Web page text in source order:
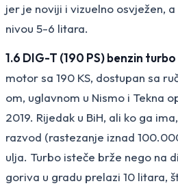
jer je noviji i vizuelno osvježen,
nivou 5-6 litara.
1.6 DIG-T (190 PS) benzin turbo
motor sa 190 KS, dostupan sa
om, uglavnom u Nismo i Tekna
2019. Rijedak u BiH, ali ko ga
razvod (rastezanje iznad
ulja. Turbo isteče brže nego na
goriva u gradu prelazi 10 litara,